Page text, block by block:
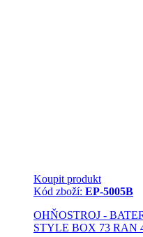
Koupit produkt
Kód zboží: EP-5005B
OHŇOSTROJ -
STYLE BOX 73 RAN